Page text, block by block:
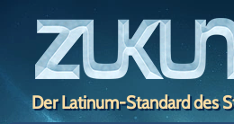
Der Latinum-Standard des